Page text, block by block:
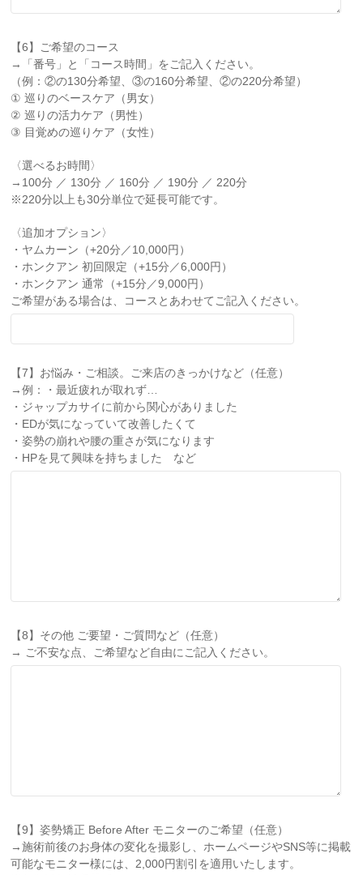
【6】ご希望のコース
→「番号」と「コース時間」をご記入ください。
（例：②の130分希望、③の160分希望、②の220分希望）
① 巡りのベースケア（男女）
② 巡りの活力ケア（男性）
③ 目覚めの巡りケア（女性）
〈選べるお時間〉
→100分 ／ 130分 ／ 160分 ／ 190分 ／ 220分
※220分以上も30分単位で延長可能です。
〈追加オプション〉
・ヤムカーン（+20分／10,000円）
・ホンクアン 初回限定（+15分／6,000円）
・ホンクアン 通常（+15分／9,000円）
ご希望がある場合は、コースとあわせてご記入ください。
【7】お悩み・ご相談。ご来店のきっかけなど（任意）
→例：・最近疲れが取れず…
・ジャップカサイに前から関心がありました
・EDが気になっていて改善したくて
・姿勢の崩れや腰の重さが気になります
・HPを見て興味を持ちました など
【8】その他 ご要望・ご質問など（任意）
→ ご不安な点、ご希望など自由にご記入ください。
【9】姿勢矯正 Before After モニターのご希望（任意）
→施術前後のお身体の変化を撮影し、ホームページやSNS等に掲載
可能なモニター様には、2,000円割引を適用いたします。